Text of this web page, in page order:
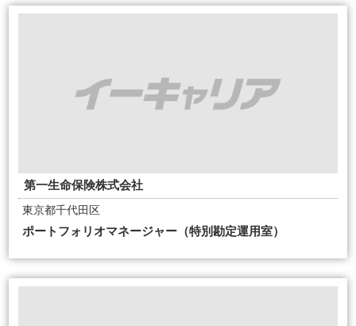
第一生命保険株式会社
東京都千代田区
ポートフォリオマネージャー（特別勘定運用室）